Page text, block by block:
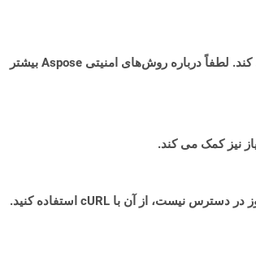
البته! Aspose Cloud از سرورهای ابری آمازون EC2 استفاده می کند که امنیت و انعطاف پذیری سرویس را تضمین می کند. لطفاً درباره روش‌های امنیتی Aspose بیشتر